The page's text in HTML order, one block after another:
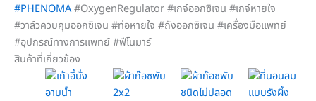
#PHENOMA#OxygenRegulator #เกจ์ออกซิเจน #เกจ์หายใจ
#วาล์วควบคุมออกซิเจน #ท่อหายใจ #ถังออกซิเจน #เครื่องมือแพทย์
#อุปกรณ์ทางการแพทย์ #ฟีโนมาร์
สินค้าที่เกี่ยวข้อง